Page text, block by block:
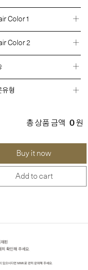
Color 1
Color 2
유형
총 상품 금액 0 원
Buy it now
Add to cart